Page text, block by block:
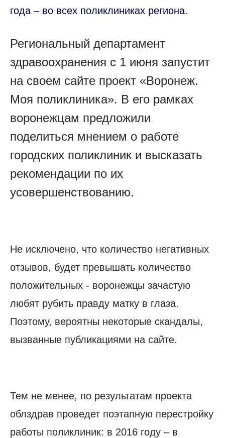
года – во всех поликлиниках региона.
Региональный департамент
здравоохранения с 1 июня запустит
на своем сайте проект «Воронеж.
Моя поликлиника». В его рамках
воронежцам предложили
поделиться мнением о работе
городских поликлиник и высказать
рекомендации по их
усовершенствованию.
Не исключено, что количество негативных
отзывов, будет превышать количество
положительных - воронежцы зачастую
любят рубить правду матку в глаза.
Поэтому, вероятны некоторые скандалы,
вызванные публикациями на сайте.
Тем не менее, по результатам проекта
облздрав проведет поэтапную перестройку
работы поликлиник: в 2016 году – в